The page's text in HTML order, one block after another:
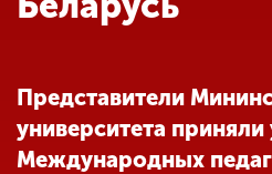
Наука
Международная
деятельность
Представители
университета приняли
Международных